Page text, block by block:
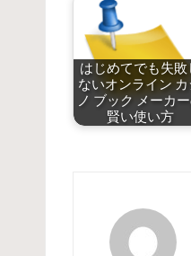
はじめてでも失敗
ないオンライン カ
ノ ブック メーカ
賢い使い方